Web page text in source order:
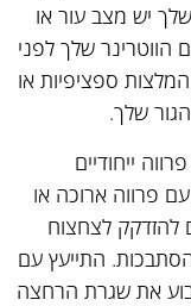
יש מצב עור או
הווטרינר שלך לפני
ספציפיות או
שלך.
ייחודיים
פרווה ארוכה או
להזדקק לצחצוח
התייעץ עם
את שגרת הרחצה